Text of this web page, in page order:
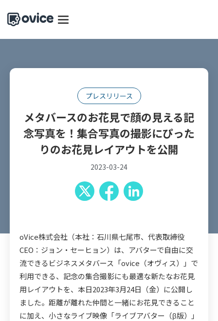
プレスリリース
メタバースのお花見で顔の見える記
念写真を！集合写真の撮影にぴった
りのお花見レイアウトを公開
2023-03-24
oVice株式会社（本社：石川県七尾市、代表取締役
CEO：ジョン・セーヒョン）は、アバターで自由に交
流できるビジネスメタバース「ovice（オヴィス）」で
利用できる、記念の集合撮影にも最適な新たなお花見
用レイアウトを、本日2023年3月24日（金）に公開し
ました。距離が離れた仲間と一緒にお花見できること
に加え、小さなライブ映像「ライブアバター（β版）」